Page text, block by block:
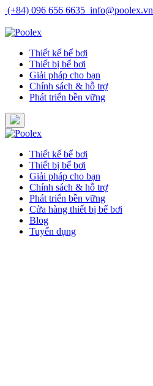
Skip
content
(+84) 096 656 6635 info@poolex.vn
Thiết kế bể bơi
Thiết bị bể bơi
Giải pháp cho bạn
Chính sách & hỗ trợ
Phát triển bền vững
Thiết kế bể bơi
Thiết bị bể bơi
Giải pháp cho bạn
Chính sách & hỗ trợ
Phát triển bền vững
Cửa hàng thiết bị bể bơi
Blog
Tuyển dụng